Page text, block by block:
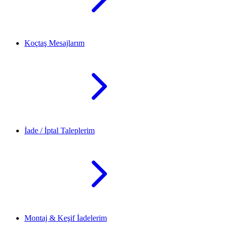
Koçtaş Mesajlarım
İade / İptal Taleplerim
Montaj & Keşif İadelerim